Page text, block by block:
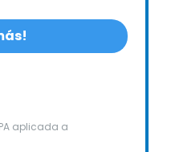
aplicada a